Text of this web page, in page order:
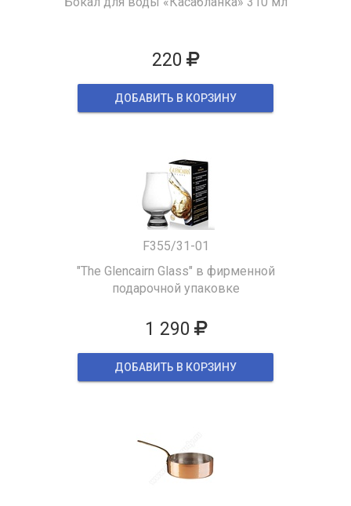
220
ДОБАВИТЬ В КОРЗИНУ
F355/31-01
"The Glencairn Glass" в фирменной
подарочной упаковке
1 290
ДОБАВИТЬ В КОРЗИНУ